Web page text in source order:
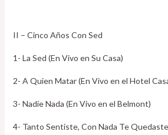
II – Cinco Años Con Sed
1- La Sed (En Vivo en Su Casa)
2- A Quien Matar (En Vivo en el Hotel
3- Nadie Nada (En Vivo en el Belmont)
4- Tanto Sentiste, Con Nada Te